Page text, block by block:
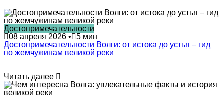
Достопримечательности
08 апреля 2026 •
5 мин
Достопримечательности Волги: от истока до устья – гид
по жемчужинам великой реки
Читать далее